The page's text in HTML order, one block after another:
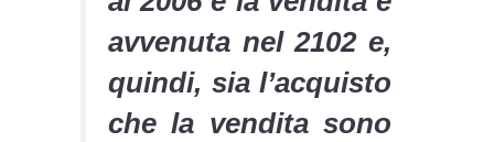
avvenuta nel 2102 e,
quindi, sia l’acquisto
che la vendita sono